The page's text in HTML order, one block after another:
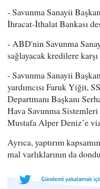
- Savunma Sanayii
İhracat-İthalat Bankası
- ABD'nin Savunma
sağlayacak kredilere
- Savunma Sanayii
yardımcısı Faruk Yiğit,
Departmanı Başkanı
Hava Savunma
Mustafa Alper Deniz’e
Ayrıca, yaptırım
mal varlıklarının da